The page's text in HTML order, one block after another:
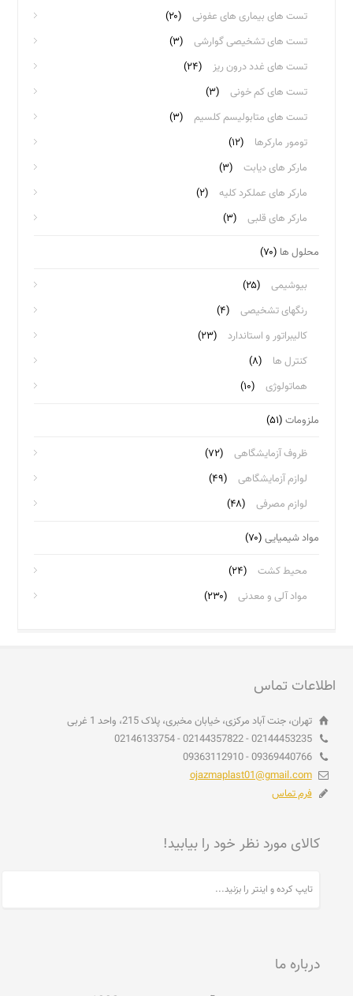
تست های بیماری های عفونی
(۲۰)
تست های تشخیصی گوارشی
(۳)
تست های غدد درون ریز
(۲۴)
تست های کم خونی
(۳)
تست های متابولیسم کلسیم
(۳)
تومور مارکرها
(۱۲)
مارکر های دیابت
(۳)
مارکر های عملکرد کلیه
(۲)
مارکر های قلبی
(۳)
محلول ها (۷۰)
بیوشیمی
(۲۵)
رنگهای تشخیصی
(۴)
کالیبراتور و استاندارد
(۲۳)
کنترل ها
(۸)
هماتولوژی
(۱۰)
ملزومات (۵۱)
ظروف آزمایشگاهی
(۷۲)
لوازم آزمایشگاهی
(۴۹)
لوازم مصرفی
(۴۸)
مواد شیمیایی (۷۰)
محیط کشت
(۲۴)
مواد آلی و معدنی
(۲۳۰)
اطلاعات تماس
تهران، جنت آباد مرکزی، خیابان مخبری، پلاک 215، واحد 1 غربی
02144453235 - 02144357822 - 02146133754
09369440766 - 09363112910
ojazmaplast01@gmail.com
فرم تماس
کالای مورد نظر خود را بیابید!
درباره ما